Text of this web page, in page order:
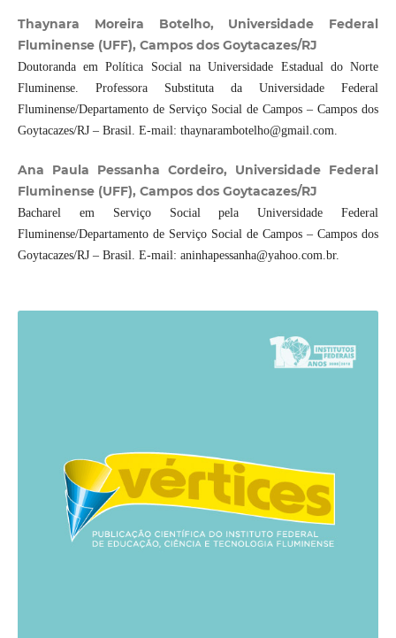
Thaynara Moreira Botelho, Universidade Federal
Fluminense (UFF), Campos dos Goytacazes/RJ
Doutoranda em Política Social na Universidade Estadual do Norte
Fluminense. Professora Substituta da Universidade Federal
Fluminense/Departamento de Serviço Social de Campos – Campos dos
Goytacazes/RJ – Brasil. E-mail: thaynarambotelho@gmail.com.
Ana Paula Pessanha Cordeiro, Universidade Federal
Fluminense (UFF), Campos dos Goytacazes/RJ
Bacharel em Serviço Social pela Universidade Federal
Fluminense/Departamento de Serviço Social de Campos – Campos dos
Goytacazes/RJ – Brasil. E-mail: aninhapessanha@yahoo.com.br.